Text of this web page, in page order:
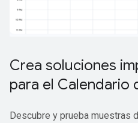
Crea soluciones
para el Calendario
Descubre y prueba muestras